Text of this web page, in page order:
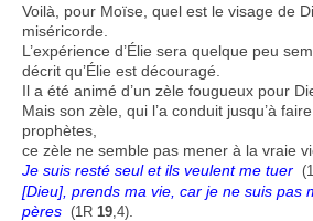
Voilà, pour Moïse, quel est le visage de
miséricorde.
L’expérience d’Élie sera quelque peu
décrit qu’Élie est découragé.
Il a été animé d’un zèle fougueux pour
Mais son zèle, qui l’a conduit jusqu’à
prophètes,
ce zèle ne semble pas mener à la vraie
Je suis resté seul et ils veulent me tuer
[Dieu], prends ma vie, car je ne suis pas
pères (1R 19 ,4)